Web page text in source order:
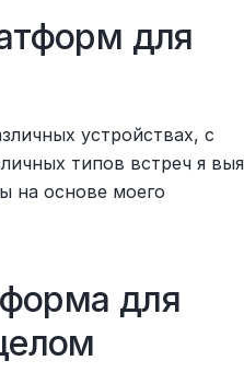
для
устройствах, с
типов встреч я
на основе моего
для